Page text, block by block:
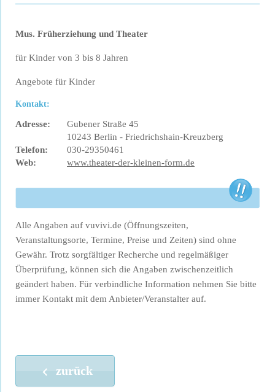
Mus. Früherziehung und Theater
für Kinder von 3 bis 8 Jahren
Angebote für Kinder
Kontakt:
Adresse:
Gubener Straße 45
10243 Berlin - Friedrichshain-Kreuzberg
Telefon:
030-29350461
Web:
www.theater-der-kleinen-form.de
Alle Angaben auf vuvivi.de (Öffnungszeiten,
Veranstaltungsorte, Termine, Preise und Zeiten) sind ohne
Gewähr. Trotz sorgfältiger Recherche und regelmäßiger
Überprüfung, können sich die Angaben zwischenzeitlich
geändert haben. Für verbindliche Information nehmen Sie bitte
immer Kontakt mit dem Anbieter/Veranstalter auf.
zurück